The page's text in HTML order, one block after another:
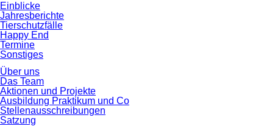
Einblicke
Jahresberichte
Tierschutzfälle
Happy End
Termine
Sonstiges
Über uns
Das Team
Aktionen und Projekte
Ausbildung Praktikum und Co
Stellenausschreibungen
Satzung